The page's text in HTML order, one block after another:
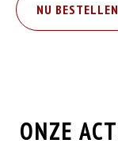
NU BESTELLEN
ONZE